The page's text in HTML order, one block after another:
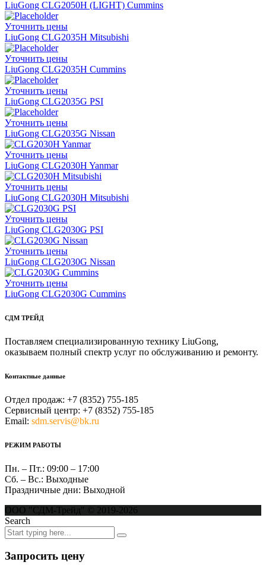
LiuGong CLG2050H (LIGHT) Cummins
Уточнить цены
LiuGong CLG2035H Mitsubishi
Уточнить цены
LiuGong CLG2035H Cummins
Уточнить цены
LiuGong CLG2035G PSI
Уточнить цены
LiuGong CLG2035G Nissan
Уточнить цены
LiuGong CLG2030H Yanmar
Уточнить цены
LiuGong CLG2030H Mitsubishi
Уточнить цены
LiuGong CLG2030G PSI
Уточнить цены
LiuGong CLG2030G Nissan
Уточнить цены
LiuGong CLG2030G Cummins
СДМ ТРЕЙД
Поставляем специализированную технику LiuGong,
оказываем полный спектр услуг по обслуживанию и ремонту.
Контактные данные
Отдел продаж: +7 (8352) 755-185
Сервисный центр: +7 (8352) 755-185
Email: sdm.servis@bk.ru
РЕЖИМ РАБОТЫ
Пн. – Пт.: 09:00 – 17:00
Сб. – Вс.: Выходные
Праздничные дни: Выходной
ООО "СДМ-Трейд" © 2019-2026
Search
Запросить цену